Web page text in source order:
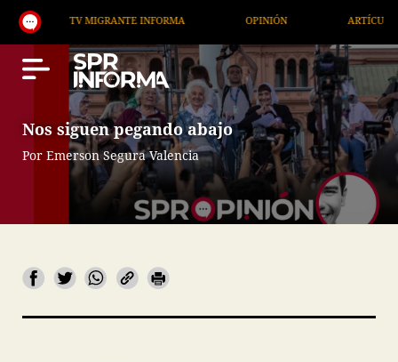
TV MIGRANTE INFORMA ARTÍCULOS
Nos siguen pegando abajo
Por Emerson Segura Valencia